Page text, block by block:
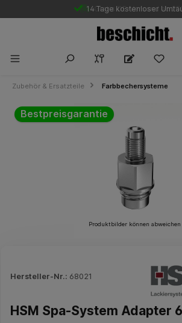
Gratis DE-Versand ab
14 Tage kostenloser
Zubehör & Ersatzteile Farbbechersysteme
Bildergalerie überspringen
Bestpreisgarantie
Produktbilder können abweichen
Hersteller-Nr.: 68021
HSM Spa-System Adapter